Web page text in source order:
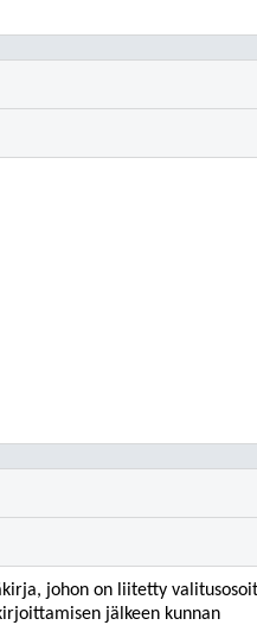
johon on liitetty
jälkeen kunnan